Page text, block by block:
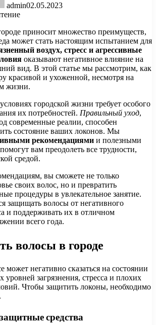
admin02.05.2023
приносит множество преимуществ,
может стать настоящим испытанием для
воздух, стресс и агрессивные
оказывают негативное влияние на
вид. В этой статье мы рассмотрим, как
красивой и ухоженной, несмотря на
жизни.
городской жизни требует особого
их потребностей. Правильный уход,
современные реалии, способен
состояние ваших локонов. Мы
рекомендациями и полезными
вам преодолеть все трудности,
средой.
вы сможете не только
своих волос, но и превратить
процедуры в увлекательное занятие.
защищать волосы от негативного
и поддерживать их в отличном
всего года.
волосы в городе
может негативно сказаться на состоянии
уровней загрязнения, стресса и плохих
Чтобы защитить локоны, необходимо
средства